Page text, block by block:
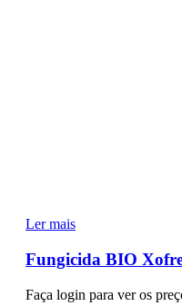
Ler mais
Fungicida BIO
Faça login para ver os